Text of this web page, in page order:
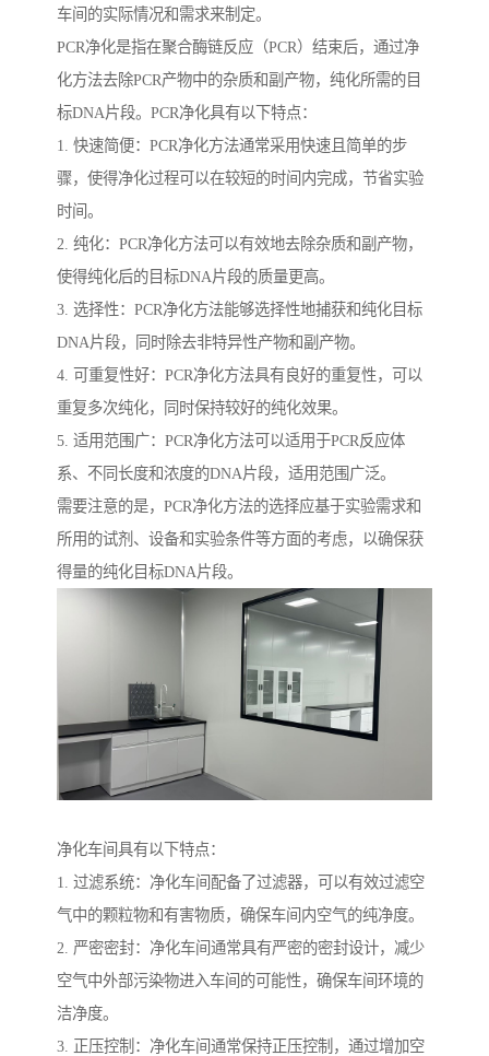
车间的实际情况和需求来制定。
PCR净化是指在聚合酶链反应（PCR）结束后，通过净
化方法去除PCR产物中的杂质和副产物，纯化所需的目
标DNA片段。PCR净化具有以下特点：
1. 快速简便：PCR净化方法通常采用快速且简单的步
骤，使得净化过程可以在较短的时间内完成，节省实验
时间。
2. 纯化：PCR净化方法可以有效地去除杂质和副产物，
使得纯化后的目标DNA片段的质量更高。
3. 选择性：PCR净化方法能够选择性地捕获和纯化目标
DNA片段，同时除去非特异性产物和副产物。
4. 可重复性好：PCR净化方法具有良好的重复性，可以
重复多次纯化，同时保持较好的纯化效果。
5. 适用范围广：PCR净化方法可以适用于PCR反应体
系、不同长度和浓度的DNA片段，适用范围广泛。
需要注意的是，PCR净化方法的选择应基于实验需求和
所用的试剂、设备和实验条件等方面的考虑，以确保获
得量的纯化目标DNA片段。
净化车间具有以下特点：
1. 过滤系统：净化车间配备了过滤器，可以有效过滤空
气中的颗粒物和有害物质，确保车间内空气的纯净度。
2. 严密密封：净化车间通常具有严密的密封设计，减少
空气中外部污染物进入车间的可能性，确保车间环境的
洁净度。
3. 正压控制：净化车间通常保持正压控制，通过增加空